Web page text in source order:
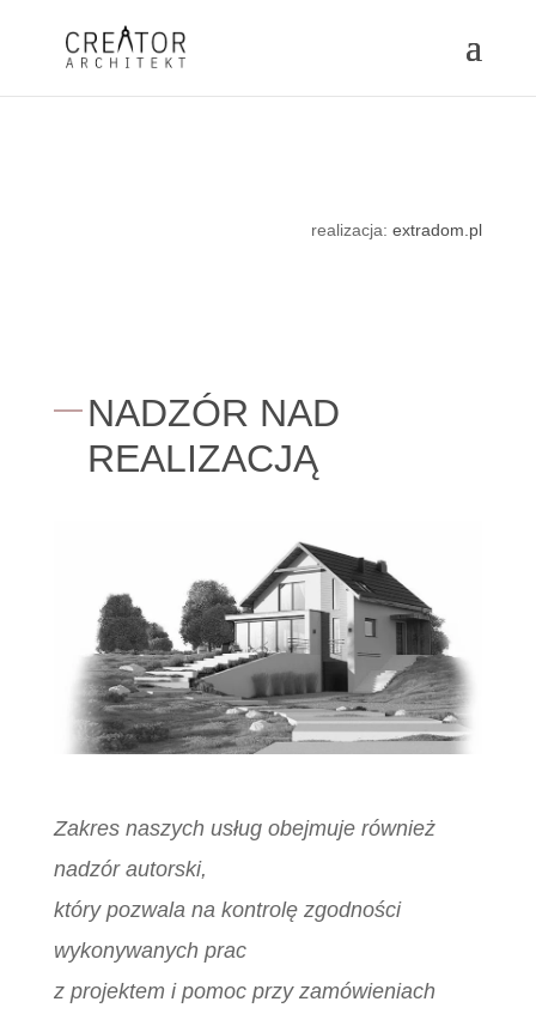
realizacja:extradom.pl
NADZÓR NAD
REALIZACJĄ
Zakres naszych usług obejmuje również
nadzór autorski,
który pozwala na kontrolę zgodności
wykonywanych prac
z projektem i pomoc przy zamówieniach